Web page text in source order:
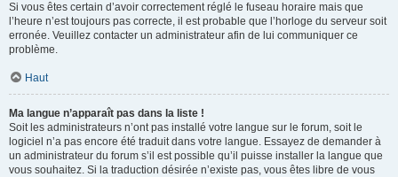
Si vous êtes certain d’avoir correctement réglé le fuseau horaire mais que
l’heure n’est toujours pas correcte, il est probable que l’horloge du serveur soit
erronée. Veuillez contacter un administrateur afin de lui communiquer ce
problème.
Haut
Ma langue n’apparaît pas dans la liste !
Soit les administrateurs n’ont pas installé votre langue sur le forum, soit le
logiciel n’a pas encore été traduit dans votre langue. Essayez de demander à
un administrateur du forum s’il est possible qu’il puisse installer la langue que
vous souhaitez. Si la traduction désirée n’existe pas, vous êtes libre de vous